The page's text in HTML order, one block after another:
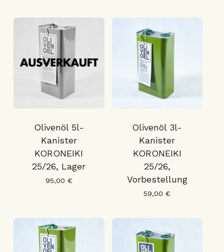
Olivenöl 5l-
Kanister
KORONEIKI
25/26, Lager
95,00 €
Olivenöl 3l-
Kanister
KORONEIKI
25/26,
Vorbestellung
59,00€